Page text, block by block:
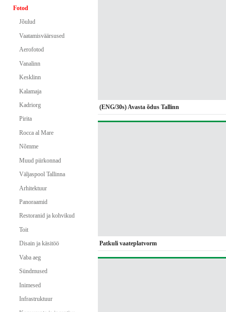
Fotod
Jõulud
Vaatamisväärsused
Aerofotod
Vanalinn
Kesklinn
Kalamaja
Kadriorg
Pirita
Rocca al Mare
Nõmme
Muud piirkonnad
Väljaspool Tallinna
Arhitektuur
Panoraamid
Restoranid ja kohvikud
Toit
Disain ja käsitöö
Vaba aeg
Sündmused
Inimesed
Infrastruktuur
(ENG/30s) Avasta õdus Tallinn
Patkuli vaateplatvorm